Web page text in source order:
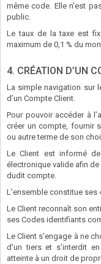
même code. Elle n'est
public.
Le taux de la taxe est
maximum de 0,1 % du
4. CRÉATION D’UN
La simple navigation sur
d’un Compte Client.
Pour pouvoir accéder à
créer un compte, fournir
ou autre terme de son
Le Client est informé
électronique valide afin
dudit compte.
L’ensemble constitue ses
Le Client reconnaît son
ses Codes identifiants
Le Client s'engage à ne
d'un tiers et s’interdit
atteinte à un droit de